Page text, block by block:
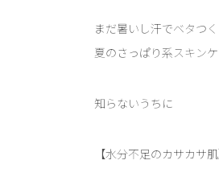
まだ暑いし汗でベタつ
夏のさっぱり系スキン
知らないうちに
【水分不足のカサカサ肌